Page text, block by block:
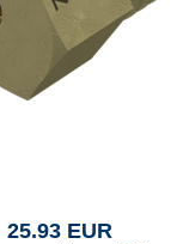
25.93 EUR